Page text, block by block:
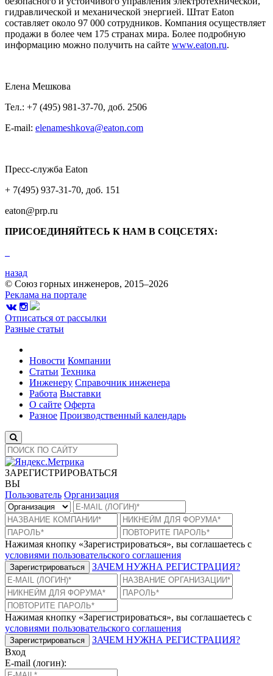
гидравлической и механической энергией. Штат Eaton
составляет около 97 000 сотрудников. Компания осуществляет
продажи в более чем 175 странах мира. Более подробную
информацию можно получить на сайте www.eaton.ru.
Елена Мешкова
Тел.: +7 (495) 981-37-70, доб. 2506
E-mail: elenameshkova@eaton.com
Пресс-служба Eaton
+ 7(495) 937-31-70, доб. 151
eaton@prp.ru
ПРИСОЕДИНЯЙТЕСЬ К НАМ В СОЦСЕТЯХ:
назад
© Союз горных инженеров, 2015–2026
Реклама на портале
Отписаться от рассылки
Разные статьи
Новости Компании
Статьи Техника
Инженеру Справочник инженера
Работа Выставки
О сайте Оферта
Разное Производственный календарь
ЗАРЕГИСТРИРОВАТЬСЯ
ВЫ
Пользователь Организация
Нажимая кнопку «Зарегистрироваться», вы соглашаетесь с
условиями пользовательского соглашения
Зарегистрироваться ЗАЧЕМ НУЖНА РЕГИСТРАЦИЯ?
Нажимая кнопку «Зарегистрироваться», вы соглашаетесь с
условиями пользовательского соглашения
Зарегистрироваться
ЗАЧЕМ НУЖНА РЕГИСТРАЦИЯ?
Вход
E-mail (логин):